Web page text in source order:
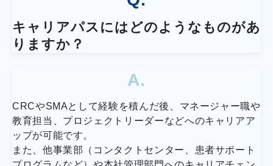
キャリアパスにはどのようなものがあ
りますか？
A.
CRCやSMAとして経験を積んだ後、マネージャー職や
教育担当、プロジェクトリーダーなどへのキャリアア
ップが可能です。
また、他事業部（コンタクトセンター、患者サポート